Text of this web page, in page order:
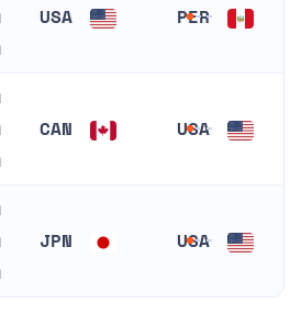
PER
USA
USA
USA